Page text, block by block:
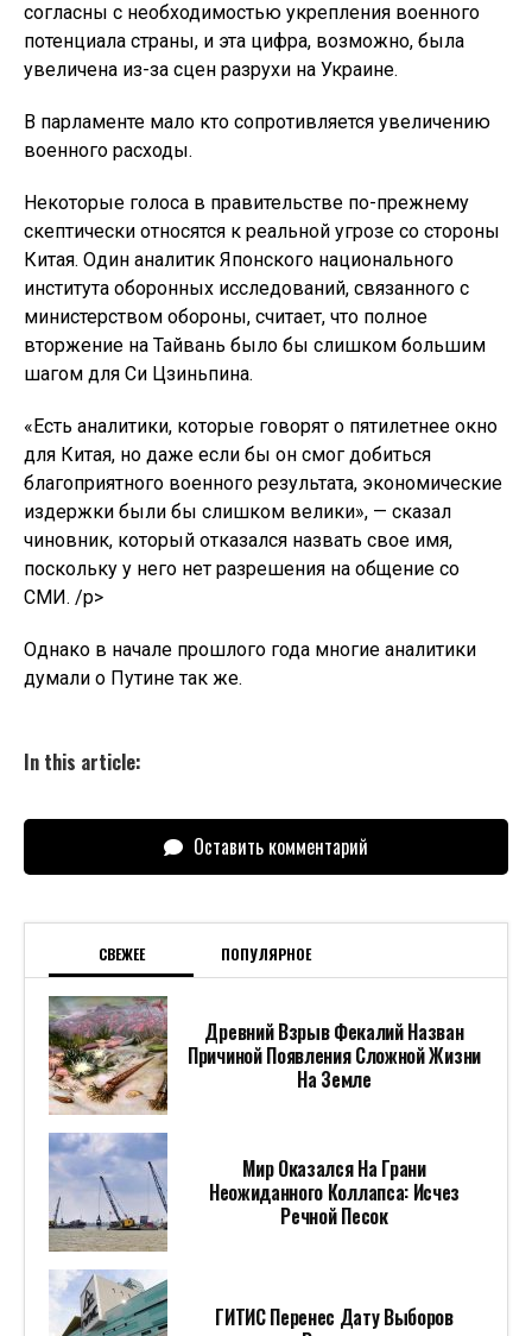
согласны с необходимостью укрепления военного
потенциала страны, и эта цифра, возможно, была
увеличена из-за сцен разрухи на Украине.
В парламенте мало кто сопротивляется увеличению
военного расходы.
Некоторые голоса в правительстве по-прежнему
скептически относятся к реальной угрозе со стороны
Китая. Один аналитик Японского национального
института оборонных исследований, связанного с
министерством обороны, считает, что полное
вторжение на Тайвань было бы слишком большим
шагом для Си Цзиньпина.
«Есть аналитики, которые говорят о пятилетнее окно
для Китая, но даже если бы он смог добиться
благоприятного военного результата, экономические
издержки были бы слишком велики», — сказал
чиновник, который отказался назвать свое имя,
поскольку у него нет разрешения на общение со
СМИ. /p>
Однако в начале прошлого года многие аналитики
думали о Путине так же.
In this article:
Оставить комментарий
СВЕЖЕЕ ПОПУЛЯРНОЕ
Древний Взрыв Фекалий Назван
Причиной Появления Сложной Жизни
На Земле
Мир Оказался На Грани
Неожиданного Коллапса: Исчез
Речной Песок
ГИТИС Перенес Дату Выборов